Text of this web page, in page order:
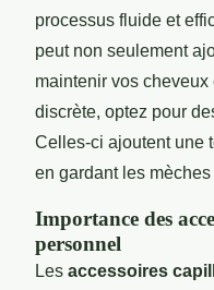
processus fluide et
peut non seulement
maintenir vos
discrète, optez pour
Celles-ci ajoutent une
en gardant les
Importance des
personnel
Les accessoires